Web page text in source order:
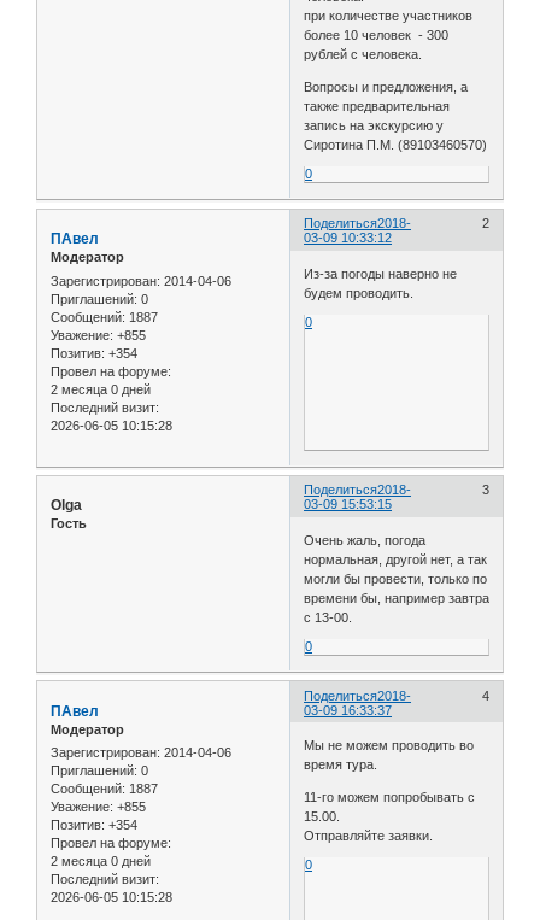
при количестве участников
более 10 человек - 300
рублей с человека.
Вопросы и предложения, а
также предварительная
запись на экскурсию у
Сиротина П.М. (89103460570)
0
Поделиться 2
2018-
03-09 10:33:12
ПАвел
Модератор
Зарегистрирован: 2014-04-06
Приглашений: 0
Сообщений: 1887
Уважение: +855
Позитив: +354
Провел на форуме:
2 месяца 0 дней
Последний визит:
2026-06-05 10:15:28
Из-за погоды наверно не
будем проводить.
0
Поделиться 3
2018-
03-09 15:53:15
Olga
Гость
Очень жаль, погода
нормальная, другой нет, а так
могли бы провести, только по
времени бы, например завтра
с 13-00.
0
Поделиться 4
2018-
03-09 16:33:37
ПАвел
Модератор
Зарегистрирован: 2014-04-06
Приглашений: 0
Сообщений: 1887
Уважение: +855
Позитив: +354
Провел на форуме:
2 месяца 0 дней
Последний визит:
2026-06-05 10:15:28
Мы не можем проводить во
время тура.
11-го можем попробывать с
15.00.
Отправляйте заявки.
0